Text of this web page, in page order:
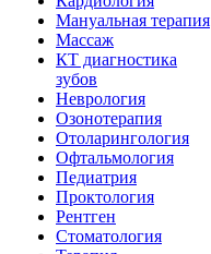
Мануальная терапия
Массаж
КТ диагностика
зубов
Неврология
Озонотерапия
Отоларингология
Офтальмология
Педиатрия
Проктология
Рентген
Стоматология